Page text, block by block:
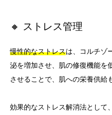
🔸 ストレス管理
慢性的なストレスは、コルチゾ
泌を増加させ、肌の修復機能を
させることで、肌への栄養供給
効果的なストレス解消法として、